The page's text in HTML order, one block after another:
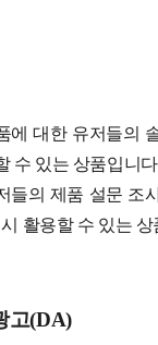
에 대한 유저들의
수 있는 상품입니
들의 제품 설문 조
활용할 수 있는 상
고(DA)